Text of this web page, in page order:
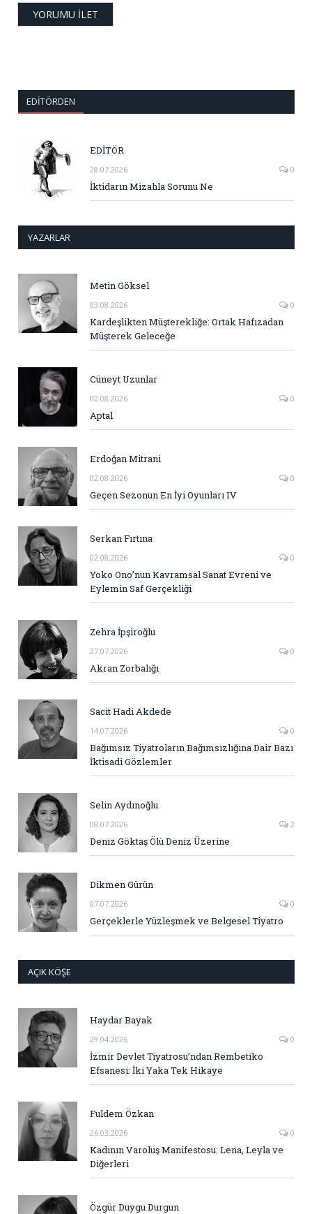
EDITÖRDEN
EDİTÖR
28.07.2026 0
İktidarın Mizahla Sorunu Ne
YAZARLAR
Metin Göksel
03.08.2026 0
Kardeşlikten Müşterekliğe: Ortak Hafızadan
Müşterek Geleceğe
Cüneyt Uzunlar
02.08.2026 0
Aptal
Erdoğan Mitrani
02.08.2026 0
Geçen Sezonun En İyi Oyunları IV
Serkan Fırtına
02.08.2026 0
Yoko Ono’nun Kavramsal Sanat Evreni ve
Eylemin Saf Gerçekliği
Zehra İpşiroğlu
27.07.2026 0
Akran Zorbalığı
Sacit Hadi Akdede
14.07.2026 0
Bağımsız Tiyatroların Bağımsızlığına Dair Bazı
İktisadi Gözlemler
Selin Aydınoğlu
08.07.2026 2
Deniz Göktaş Ölü Deniz Üzerine
Dikmen Gürün
07.07.2026 0
Gerçeklerle Yüzleşmek ve Belgesel Tiyatro
AÇIK KÖŞE
Haydar Bayak
29.04.2026 0
İzmir Devlet Tiyatrosu’ndan Rembetiko
Efsanesi: İki Yaka Tek Hikaye
Fuldem Özkan
26.03.2026 0
Kadının Varoluş Manifestosu: Lena, Leyla ve
Diğerleri
Özgür Duygu Durgun